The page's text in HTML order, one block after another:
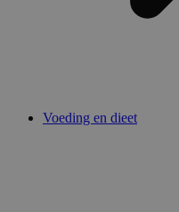
Voeding en dieet